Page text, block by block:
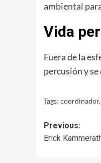
ambiental
Vida
Fuera de la
percusión y
Tags: coordinador,
Post
Previous:
Erick